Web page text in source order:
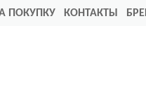
ПОКУПКУ КОНТАКТЫ